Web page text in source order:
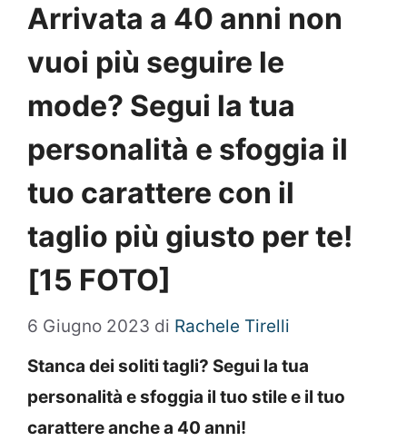
Arrivata a 40 anni non
vuoi più seguire le
mode? Segui la tua
personalità e sfoggia il
tuo carattere con il
taglio più giusto per te!
[15 FOTO]
6 Giugno 2023 di Rachele Tirelli
Stanca dei soliti tagli? Segui la tua
personalità e sfoggia il tuo stile e il tuo
carattere anche a 40 anni!